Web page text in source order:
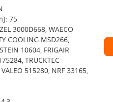
75
3000D668, WAECO
COOLING MSD266,
10604, FRIGAIR
TRUCKTEC
515280, NRF 33165,